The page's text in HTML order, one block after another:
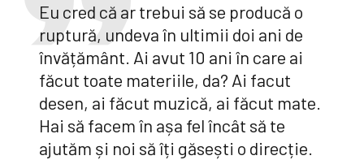
Eu cred că ar trebui să se producă o
ruptură, undeva în ultimii doi ani de
învățământ. Ai avut 10 ani în care ai
făcut toate materiile, da? Ai facut
desen, ai făcut muzică, ai făcut mate.
Hai să facem în așa fel încât să te
ajutăm și noi să îți găsești o direcție.